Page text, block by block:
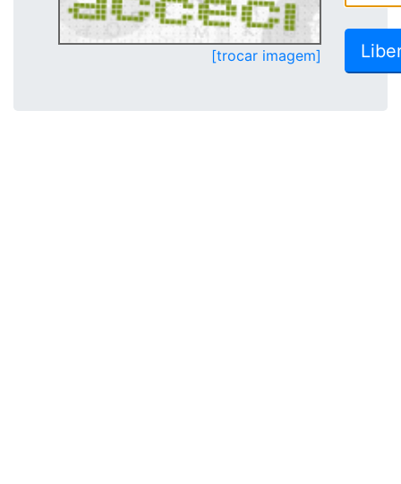
[trocar imagem]